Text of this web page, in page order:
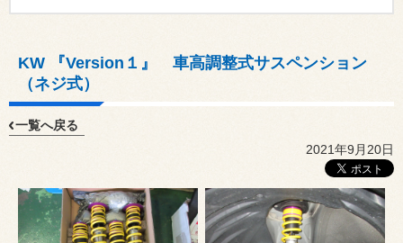
KW 『Version１』 車高調整式サスペンション
（ネジ式）
一覧へ戻る
2021年9月20日